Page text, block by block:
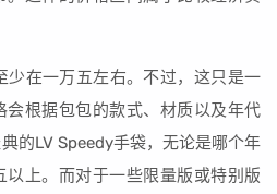
少在一万五左右。不过，这只是一
根据包包的款式、材质以及年代
的LV Speedy手袋，无论是哪个年
上。而对于一些限量版或特别版